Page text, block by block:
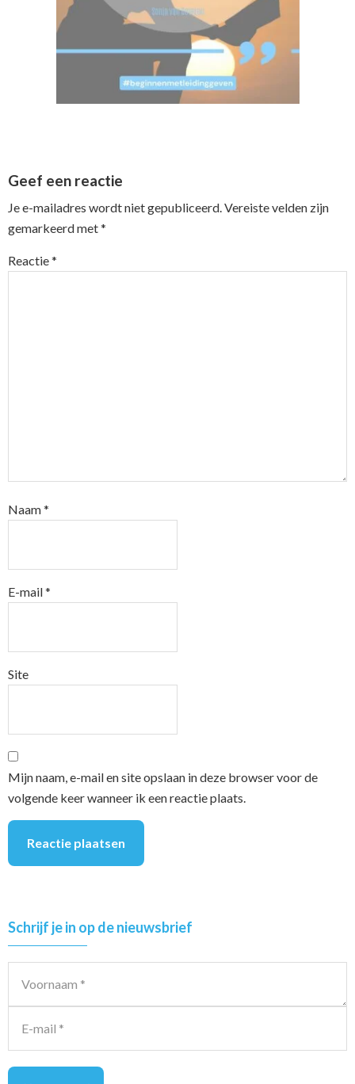
Interactions
Geef een reactie
Je e-mailadres wordt niet gepubliceerd.Vereiste velden zijn
gemarkeerd met*
Reactie*
Naam*
E-mail*
Site
Mijn naam, e-mail en site opslaan in deze browser voor de
volgende keer wanneer ik een reactie plaats.
Primary
Sidebar
Schrijf je in op de nieuwsbrief